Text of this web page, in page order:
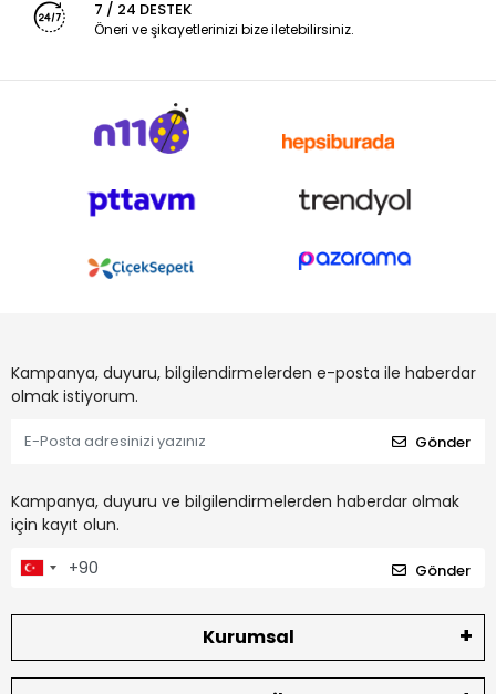
7 / 24 DESTEK
Öneri ve şikayetlerinizi bize iletebilirsiniz.
Kampanya, duyuru, bilgilendirmelerden e-posta ile haberdar
olmak istiyorum.
Gönder
Kampanya, duyuru ve bilgilendirmelerden haberdar olmak
için kayıt olun.
Gönder
Kurumsal